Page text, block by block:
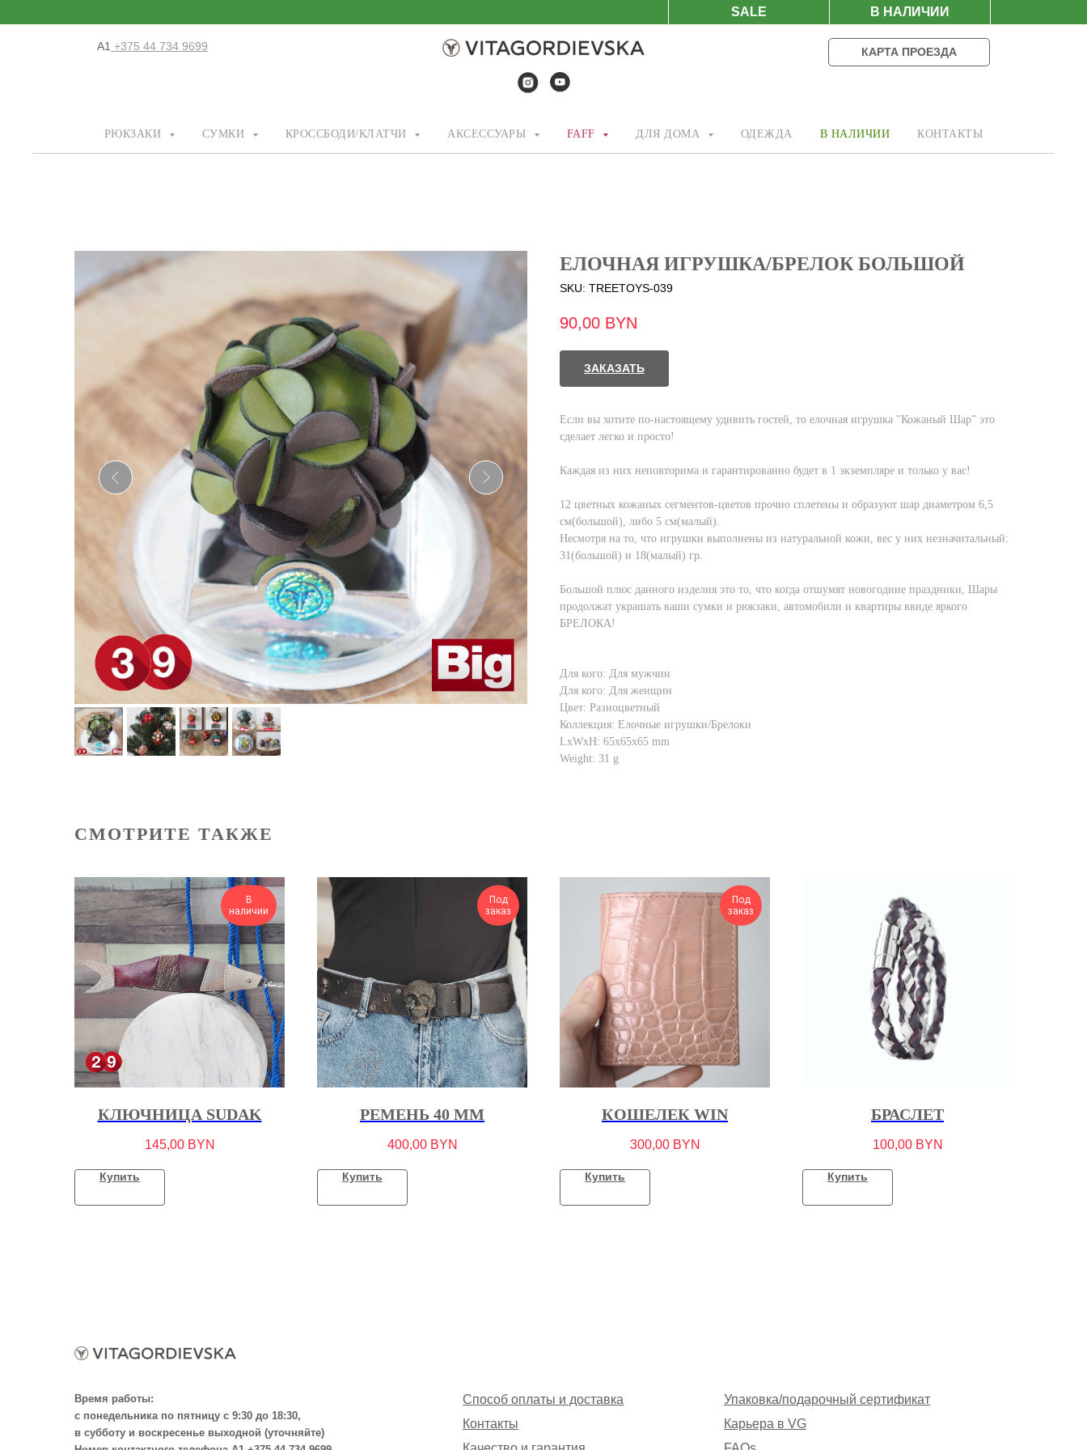
В НАЛИЧИИ
SALE
А1 +375 44 734 9699 КАРТА ПРОЕЗДА
РЮКЗАКИ СУМКИ КРОССБОДИ/КЛАТЧИ АКСЕССУАРЫ FAFF ДЛЯ ДОМА ОДЕЖДА В НАЛИЧИИ КОНТАКТЫ
ЕЛОЧНАЯ ИГРУШКА/БРЕЛОК БОЛЬШОЙ
SKU: TREETOYS-039
90,00 BYN
ЗАКАЗАТЬ
Если вы хотите по-настоящему удивить гостей, то елочная игрушка "Кожаный Шар" это
сделает легко и просто!
Каждая из них неповторима и гарантированно будет в 1 экземпляре и только у вас!
12 цветных кожаных сегментов-цветов прочно сплетены и образуют шар диаметром 6,5
см(большой), либо 5 см(малый).
Несмотря на то, что игрушки выполнены из натуральной кожи, вес у них незначитальный:
31(большой) и 18(малый) гр.
Большой плюс данного изделия это то, что когда отшумят новогодние праздники, Шары
продолжат украшать ваши сумки и рюкзаки, автомобили и квартиры ввиде яркого
БРЕЛОКА!
Для кого: Для мужчин
Для кого: Для женщин
Цвет: Разноцветный
Коллекция: Елочные игрушки/Брелоки
LxWxH: 65x65x65 mm
Weight: 31 g
СМОТРИТЕ ТАКЖЕ
В
наличии
КЛЮЧНИЦА SUDAK
145,00 BYN
Купить
Под
заказ
РЕМЕНЬ 40 ММ
400,00 BYN
Купить
Под
заказ
КОШЕЛЕК WIN
300,00 BYN
Купить
БРАСЛЕТ
100,00 BYN
Купить
Время работы:
с понедельника по пятницу с 9:30 до 18:30,
в субботу и воскресенье выходной (уточняйте)
Способ оплаты и доставка
Контакты
Упаковка/подарочный сертификат
Карьера в VG